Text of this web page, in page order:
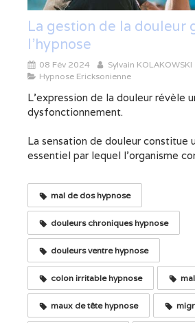
La gestion de la douleur
l'hypnose
08 Fév 2024
Sylvain KOLAKOWSKI
Hypnose Ericksonienne
L'expression de la douleur révèle
dysfonctionnement.
La sensation de douleur constitue
essentiel par lequel l'organisme
mal de dos hypnose
douleurs chroniques hypnose
douleurs ventre hypnose
colon irritable hypnose
maux de tête hypnose